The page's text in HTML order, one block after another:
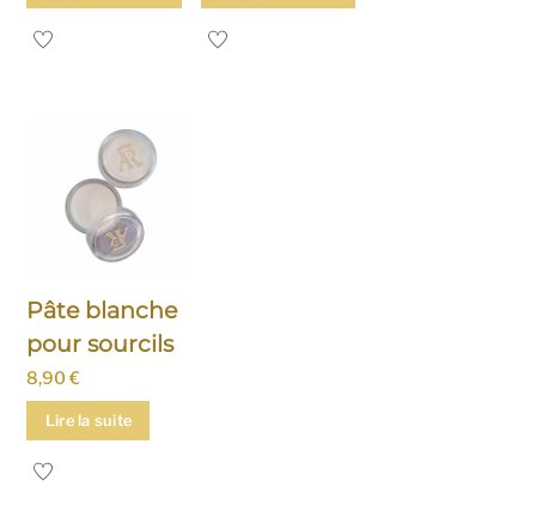
Pâte blanche
pour sourcils
8,90€
Lire la suite